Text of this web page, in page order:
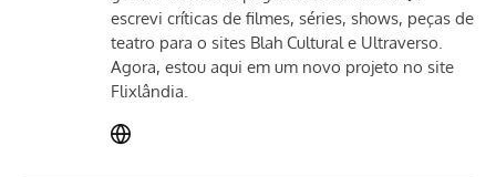
escrevi críticas de filmes, séries, shows, peças de
teatro para o sites Blah Cultural e Ultraverso.
Agora, estou aqui em um novo projeto no site
Flixlândia.